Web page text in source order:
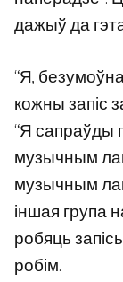
дажыў да
“Я,
кожны запіс
“Я сапраўды
музычным
музычным
іншая група
робяць
робім.